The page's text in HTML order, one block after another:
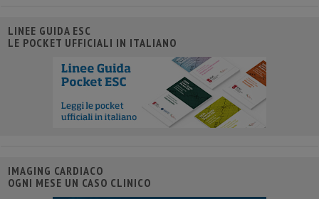
LINEE GUIDA ESC
LE POCKET UFFICIALI IN ITALIANO
IMAGING CARDIACO
OGNI MESE UN CASO CLINICO